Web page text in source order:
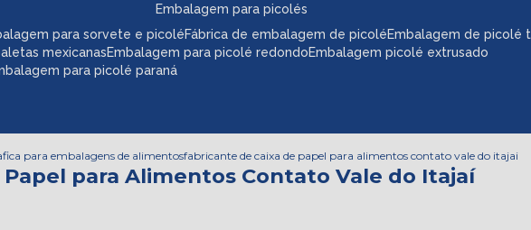
embalagem para picolés
para sorvete e picolé fábrica de embalagem de picolé
mexicanas embalagem picolé extrusado
embalagem para picolé redondo
embalagem de picolé
para picolé paraná
para embalagens de alimentosfabricante de caixa de papel para alimentos contato vale do itajai
para Alimentos Contato Vale do Itajaí